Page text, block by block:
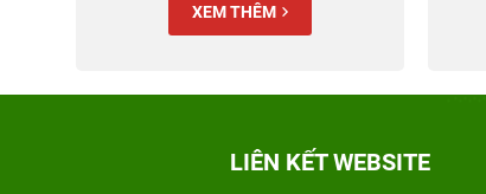
XEM THÊM
LIÊN KẾT WEBSITE